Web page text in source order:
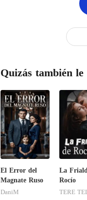
Quizás también le
El Error del
Magnate Ruso
DaniM
La
Rocío
TERE